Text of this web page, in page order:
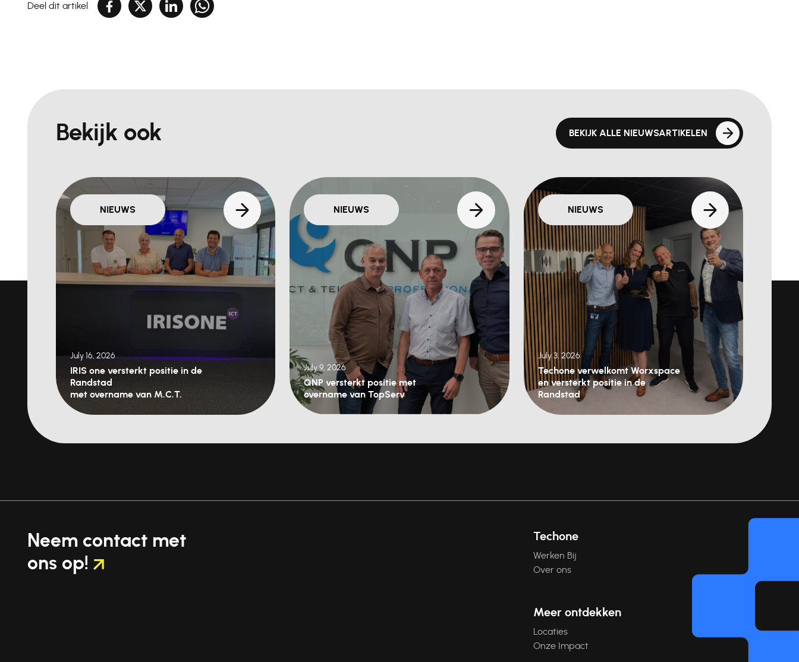
Deel dit artikel
Bekijk ook BEKIJK ALLE NIEUWSARTIKELEN
NIEUWS
July 16, 2026
IRIS one versterkt positie in de
Randstad
met overname van M.C.T.
NIEUWS
July 9, 2026
QNP versterkt positie met
overname van TopServ
NIEUWS
July 3, 2026
Techone verwelkomt Worxspace
en versterkt positie in de
Randstad
Neem contactmet
ons op!
Techone
Werken Bij
Over ons
Meer ontdekken
Locaties
Onze Impact